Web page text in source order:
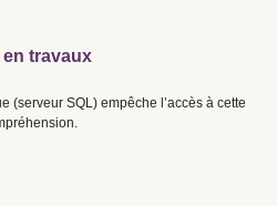
en travaux
(serveur SQL) empêche l’accès à cette